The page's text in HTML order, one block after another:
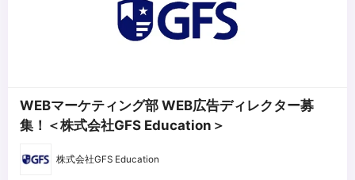
WEBマーケティング部 WEB広告ディレクター募
集！＜株式会社GFS Education＞
株式会社GFS Education